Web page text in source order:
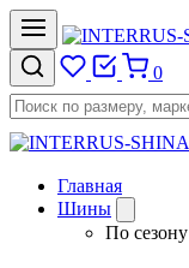
0
Главная
Шины
По сезону